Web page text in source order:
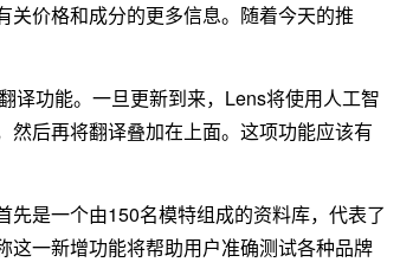
关价格和成分的更多信息。随着今天的推
译功能。一旦更新到来，Lens将使用人工智
后再将翻译叠加在上面。这项功能应该有
是一个由150名模特组成的资料库，代表了
这一新增功能将帮助用户准确测试各种品牌